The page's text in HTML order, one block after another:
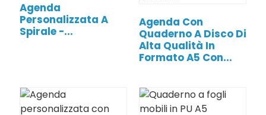
Agenda
Personalizzata A
Spirale -...
Agenda Con
Quaderno A Disco Di
Alta Qualità In
Formato A5 Con...